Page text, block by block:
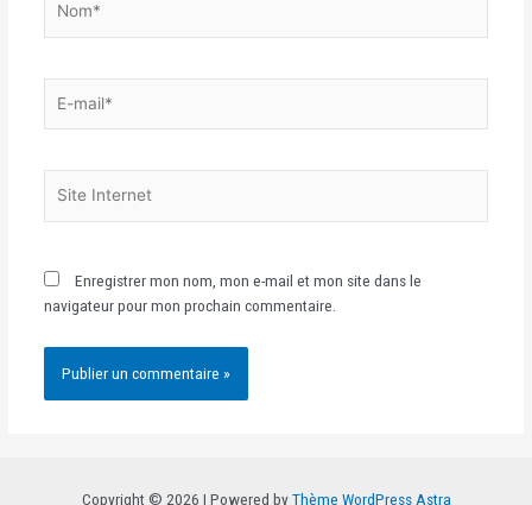
Enregistrer mon nom, mon e-mail et mon site dans le
navigateur pour mon prochain commentaire.
Copyright © 2026 | Powered byThème WordPress Astra